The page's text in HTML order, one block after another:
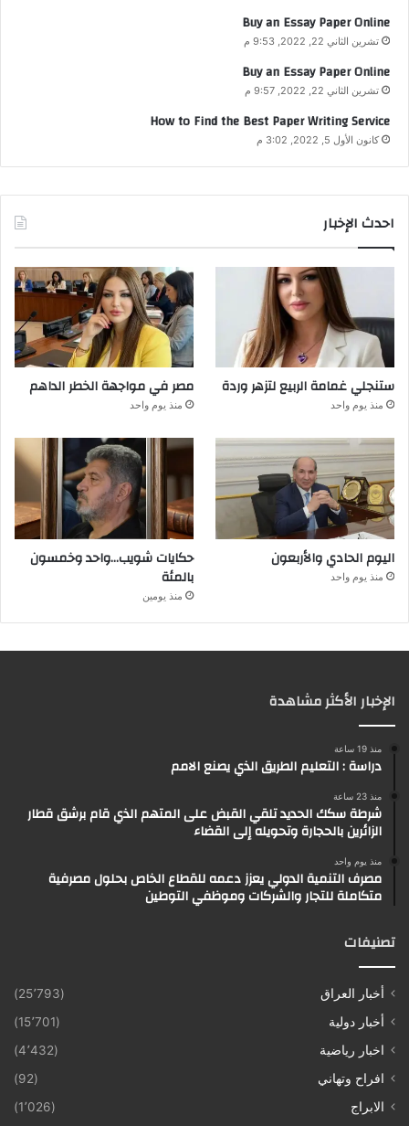
Buy an Essay Paper Online
تشرين الثاني 22, 2022, 9:53 م
Buy an Essay Paper Online
تشرين الثاني 22, 2022, 9:57 م
How to Find the Best Paper Writing Service
كانون الأول 5, 2022, 3:02 م
احدث الإخبار
ستنجلي غمامة الربيع لتزهر وردة
منذ يوم واحد
مصر في مواجهة الخطر الداهم
منذ يوم واحد
اليوم الحادي والأربعون
منذ يوم واحد
حكايات شويب…واحد وخمسون
بالمئة
منذ يومين
الإخبار الأكثر مشاهدة
منذ 19 ساعة
دراسة : التعليم الطريق الذي يصنع الامم
منذ 23 ساعة
شرطة سكك الحديد تلقي القبض على المتهم الذي قام برشق قطار
الزائرين بالحجارة وتحويله إلى القضاء
منذ يوم واحد
مصرف التنمية الدولي يعزز دعمه للقطاع الخاص بحلول مصرفية
متكاملة للتجار والشركات وموظفي التوطين
تصنيفات
أخبار العراق
(25٬793)
أخبار دولية
(15٬701)
اخبار رياضية
(4٬432)
افراح وتهاني
(92)
الابراج
(1٬026)